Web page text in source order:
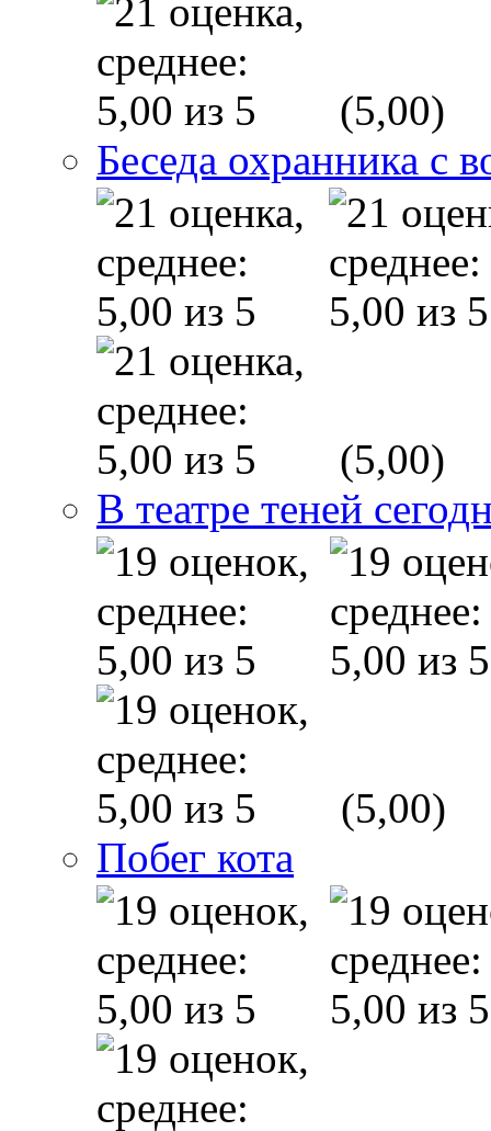
(5,00)
Беседа охранника с
(5,00)
В театре теней
(5,00)
Побег кота